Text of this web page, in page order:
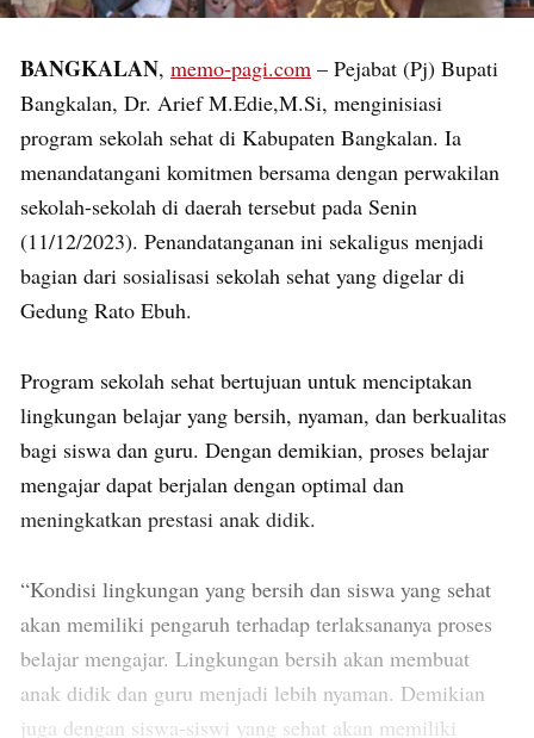
BANGKALAN, memo-pagi.com – Pejabat (Pj) Bupati
Bangkalan, Dr. Arief M.Edie,M.Si, menginisiasi
program sekolah sehat di Kabupaten Bangkalan. Ia
menandatangani komitmen bersama dengan perwakilan
sekolah-sekolah di daerah tersebut pada Senin
(11/12/2023). Penandatanganan ini sekaligus menjadi
bagian dari sosialisasi sekolah sehat yang digelar di
Gedung Rato Ebuh.
Program sekolah sehat bertujuan untuk menciptakan
lingkungan belajar yang bersih, nyaman, dan berkualitas
bagi siswa dan guru. Dengan demikian, proses belajar
mengajar dapat berjalan dengan optimal dan
meningkatkan prestasi anak didik.
“Kondisi lingkungan yang bersih dan siswa yang sehat
akan memiliki pengaruh terhadap terlaksananya proses
belajar mengajar. Lingkungan bersih akan membuat
anak didik dan guru menjadi lebih nyaman. Demikian
juga dengan siswa-siswi yang sehat akan memiliki